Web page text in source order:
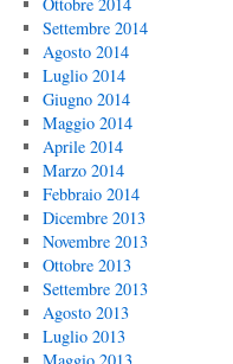
Settembre 2014
Agosto 2014
Luglio 2014
Giugno 2014
Maggio 2014
Aprile 2014
Marzo 2014
Febbraio 2014
Dicembre 2013
Novembre 2013
Ottobre 2013
Settembre 2013
Agosto 2013
Luglio 2013